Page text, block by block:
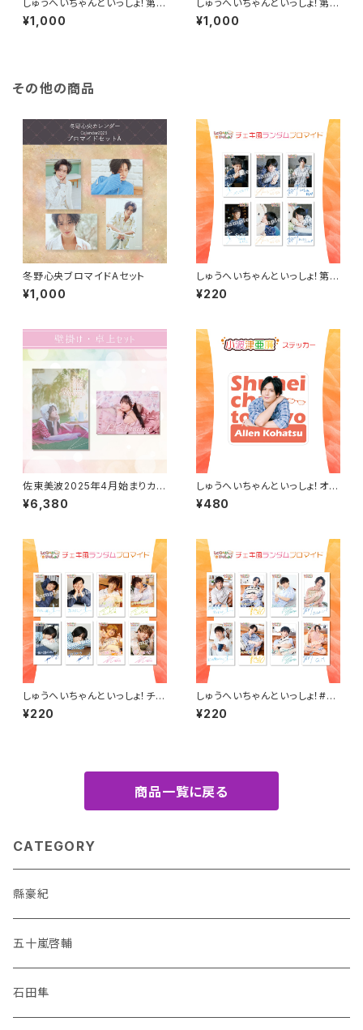
しゅうへいちゃんといっしょ！第1
0夜ブロマイドA（杉咲真広）
¥1,000
しゅうへいちゃんといっしょ！第1
0夜ブロマイドB（杉咲真広）
¥1,000
その他の商品
冬野心央ブロマイドAセット
¥1,000
しゅうへいちゃんといっしょ！第９
夜チェキ風ランダムブロマイド
（全６種）
¥220
佐東美波2025年4月始まりカレ
ンダー（壁掛け・卓上）セット
¥6,380
しゅうへいちゃんといっしょ！オリ
ジナルステッカー（小波津亜廉）
¥480
しゅうへいちゃんといっしょ！チェ
キ風ランダムブロマイド（全８
種）
¥220
しゅうへいちゃんといっしょ！#3
チェキ風ランダムブロマイド（全
8種）
¥220
商品一覧に戻る
CATEGORY
縣豪紀
五十嵐啓輔
石田隼